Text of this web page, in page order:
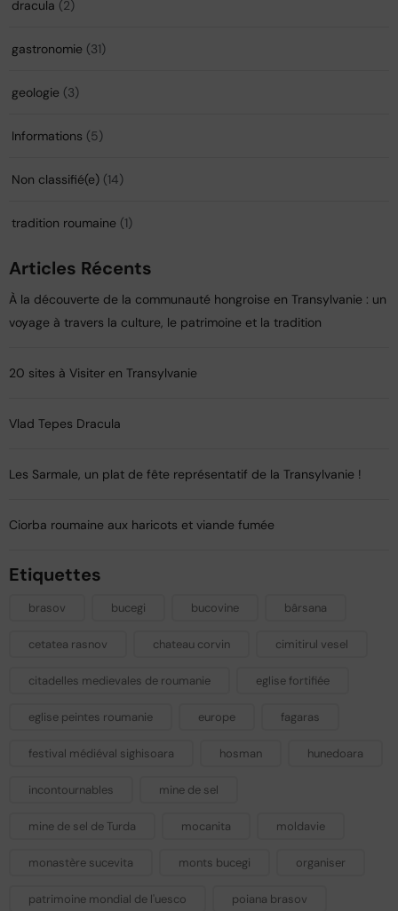
dracula (2)
gastronomie (31)
geologie (3)
Informations (5)
Non classifié(e) (14)
tradition roumaine (1)
Articles Récents
À la découverte de la communauté hongroise en Transylvanie : un
voyage à travers la culture, le patrimoine et la tradition
20 sites à Visiter en Transylvanie
Vlad Tepes Dracula
Les Sarmale, un plat de fête représentatif de la Transylvanie !​
Ciorba roumaine aux haricots et viande fumée
Etiquettes
brasov bucegi bucovine bârsana
cetatea rasnov chateau corvin cimitirul vesel
citadelles medievales de roumanie eglise fortifiée
eglise peintes roumanie europe fagaras
festival médiéval sighisoara hosman hunedoara
incontournables mine de sel
mine de sel de Turda mocanita moldavie
monastère sucevita monts bucegi organiser
patrimoine mondial de l'uesco poiana brasov